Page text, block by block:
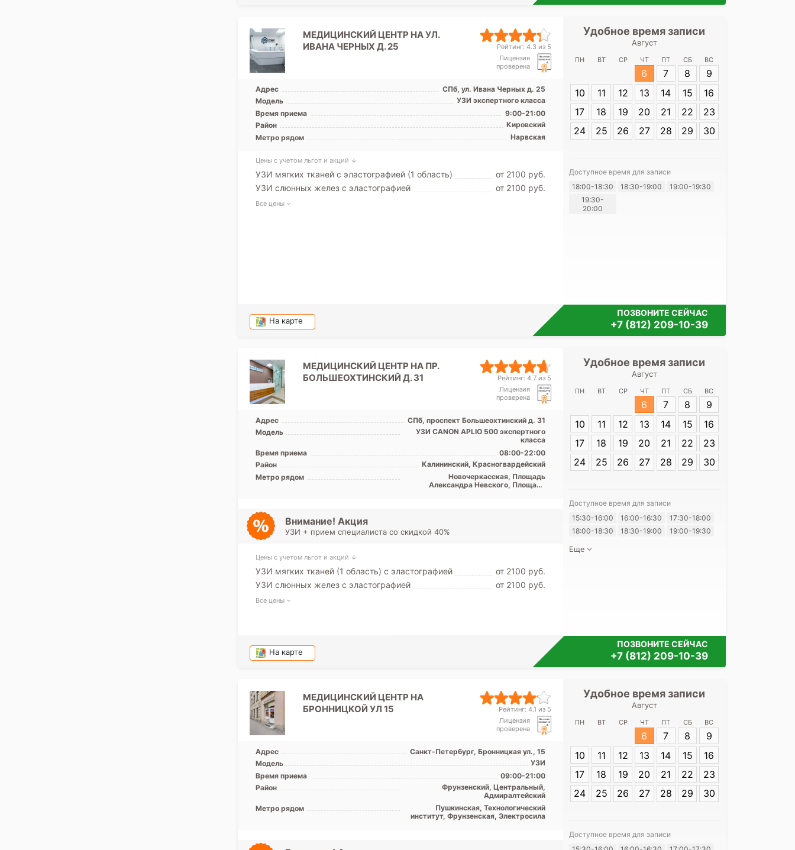
МЕДИЦИНСКИЙ ЦЕНТР НА УЛ.
ИВАНА ЧЕРНЫХ Д. 25
Рейтинг: 4.3 из 5
Лицензия
проверена
Адрес
СПб, ул. Ивана Черных д. 25
Модель
УЗИ экспертного класса
Время приема
9:00-21:00
Район
Кировский
Метро рядом
Нарвская
Цены с учетом льгот и акций ↓
УЗИ мягких тканей с эластографией (1 область)
от 2100 pуб.
УЗИ слюнных желез с эластографией
от 2100 pуб.
Все цены
Удобное время записи
Август
ПН ВТ СР ЧТ ПТ СБ ВС
6 7 8
9
10
11 12 13 14 15
16
17
18 19 20 21 22
23
24
25 26 27 28 29 30
Доступное время для записи
18:00-18:30
18:30-19:00
19:00-19:30
19:30-
20:00
На карте
ПОЗВОНИТЕ СЕЙЧАС
+7 (812) 209-10-39
МЕДИЦИНСКИЙ ЦЕНТР НА ПР.
БОЛЬШЕОХТИНСКИЙ Д. 31
Рейтинг: 4.7 из 5
Лицензия
проверена
Адрес
СПб, проспект Большеохтинский д. 31
Модель
УЗИ CANON APLIO 500 экспертного
класса
Время приема
08:00-22:00
Район
Калининский, Красногвардейский
Метро рядом
Новочеркасская, Площадь
Александра Невского, Площадь
Внимание! Акция
УЗИ + прием специалиста со скидкой 40%
Цены с учетом льгот и акций ↓
УЗИ мягких тканей (1 область) с эластографией
от 2100 pуб.
УЗИ слюнных желез с эластографией
от 2100 pуб.
Все цены
Удобное время записи
Август
ПН ВТ СР ЧТ ПТ СБ ВС
6 7 8
9
10
11 12 13 14 15
16
17
18 19 20 21 22
23
24
25 26 27 28 29 30
Доступное время для записи
15:30-16:00
16:00-16:30
17:30-18:00
18:00-18:30
18:30-19:00 19:00-19:30
Еще
На карте
ПОЗВОНИТЕ СЕЙЧАС
+7 (812) 209-10-39
МЕДИЦИНСКИЙ ЦЕНТР НА
БРОННИЦКОЙ УЛ 15
Рейтинг: 4.1 из 5
Лицензия
проверена
Адрес
Санкт-Петербург, Бронницкая ул., 15
Модель
УЗИ
Время приема
09:00-21:00
Район
Фрунзенский, Центральный,
Адмиралтейский
Метро рядом
Пушкинская, Технологический
институт, Фрунзенская, Электросила
Удобное время записи
Август
ПН ВТ СР ЧТ ПТ СБ ВС
6 7 8
9
10
11 12 13 14 15
16
17
18 19 20 21 22
23
24
25 26 27 28 29 30
Доступное время для записи